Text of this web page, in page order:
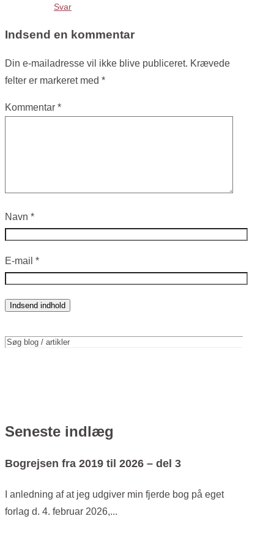
Svar
Indsend en kommentar
Din e-mailadresse vil ikke blive publiceret. Krævede
felter er markeret med *
Kommentar *
Navn *
E-mail *
Indsend indhold
Seneste indlæg
Bogrejsen fra 2019 til 2026 – del 3
I anledning af at jeg udgiver min fjerde bog på eget
forlag d. 4. februar 2026,...